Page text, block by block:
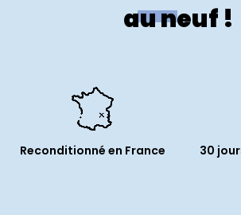
au neuf !
Reconditionné en France
30